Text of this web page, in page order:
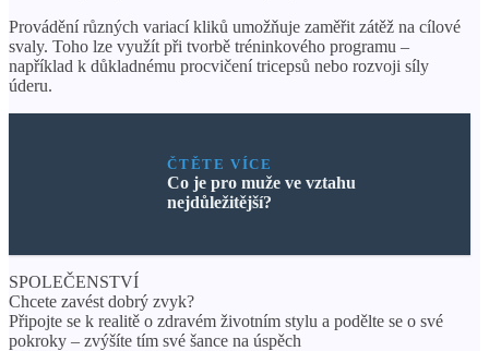
Provádění různých variací kliků umožňuje zaměřit zátěž na cílové
svaly. Toho lze využít při tvorbě tréninkového programu –
například k důkladnému procvičení tricepsů nebo rozvoji síly
úderu.
ČTĚTE VÍCE
Co je pro muže ve vztahu
nejdůležitější?
SPOLEČENSTVÍ
Chcete zavést dobrý zvyk?
Připojte se k realitě o zdravém životním stylu a podělte se o své
pokroky – zvýšíte tím své šance na úspěch